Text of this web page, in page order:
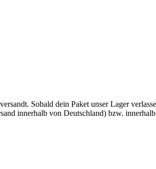
Sobald dein Paket unser Lager
innerhalb von Deutschland) bzw.